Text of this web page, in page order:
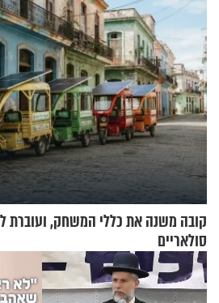
קובה משנה את כללי המשחק, ועוברת
סולאריים